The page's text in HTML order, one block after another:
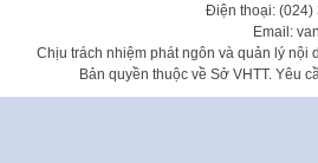
Điện thoại: (024)
Email:
Chịu trách nhiệm phát ngôn và quản lý nội
Bản quyền thuộc về Sở VHTT. Yêu